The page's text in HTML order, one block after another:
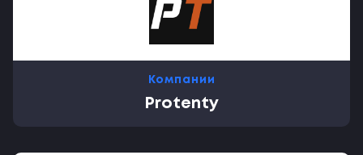
Компании
Protenty